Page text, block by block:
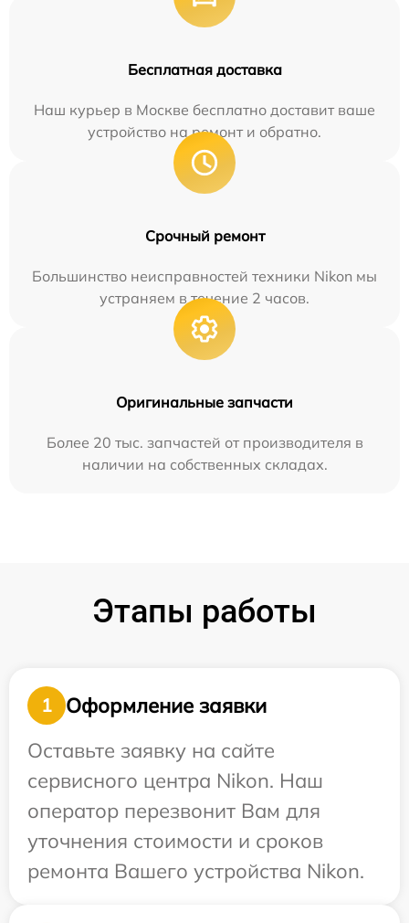
Бесплатная доставка
Наш курьер в Москве бесплатно доставит ваше
устройство на ремонт и обратно.
Срочный ремонт
Большинство неисправностей техники Nikon мы
устраняем в течение 2 часов.
Оригинальные запчасти
Более 20 тыс. запчастей от производителя в
наличии на собственных складах.
Этапы работы
1
Оформление заявки
Оставьте заявку на сайте
сервисного центра Nikon. Наш
оператор перезвонит Вам для
уточнения стоимости и сроков
ремонта Вашего устройства Nikon.